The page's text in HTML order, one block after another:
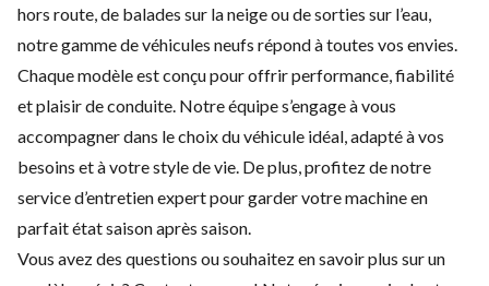
hors route, de balades sur la neige ou de sorties sur l’eau,
notre gamme de véhicules neufs répond à toutes vos envies.
Chaque modèle est conçu pour offrir performance, fiabilité
et plaisir de conduite. Notre équipe s’engage à vous
accompagner dans le choix du véhicule idéal, adapté à vos
besoins et à votre style de vie. De plus, profitez de notre
service d’entretien expertpour garder votre machine en
parfait état saison après saison.
Vous avez des questions ou souhaitez en savoir plus sur un